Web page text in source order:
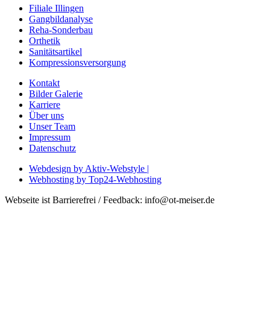
Filiale Illingen
Gangbildanalyse
Reha-Sonderbau
Orthetik
Sanitätsartikel
Kompressionsversorgung
Kontakt
Bilder Galerie
Karriere
Über uns
Unser Team
Impressum
Datenschutz
Webdesign by Aktiv-Webstyle |
Webhosting by Top24-Webhosting
Webseite ist Barrierefrei / Feedback: info@ot-meiser.de